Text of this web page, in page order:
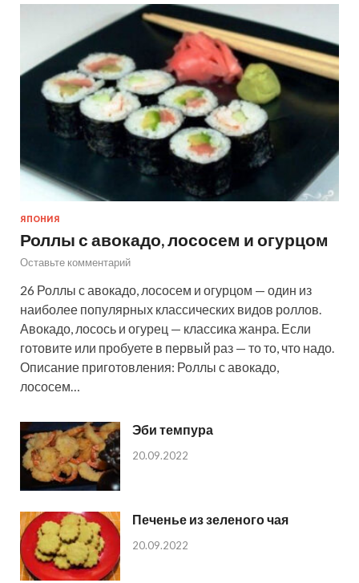
ЯПОНИЯ
Роллы с авокадо, лососем и огурцом
Оставьте комментарий
26 Роллы с авокадо, лососем и огурцом — один из
наиболее популярных классических видов роллов.
Авокадо, лосось и огурец — классика жанра. Если
готовите или пробуете в первый раз — то то, что надо.
Описание приготовления: Роллы с авокадо,
лососем…
Эби темпура
20.09.2022
Печенье из зеленого чая
20.09.2022